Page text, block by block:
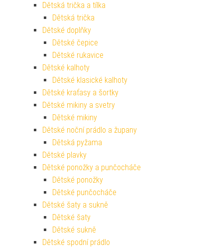
Dětská trička a tílka
Dětská trička
Dětské doplňky
Dětské čepice
Dětské rukavice
Dětské kalhoty
Dětské klasické kalhoty
Dětské kraťasy a šortky
Dětské mikiny a svetry
Dětské mikiny
Dětské noční prádlo a župany
Dětská pyžama
Dětské plavky
Dětské ponožky a punčocháče
Dětské ponožky
Dětské punčocháče
Dětské šaty a sukně
Dětské šaty
Dětské sukně
Dětské spodní prádlo